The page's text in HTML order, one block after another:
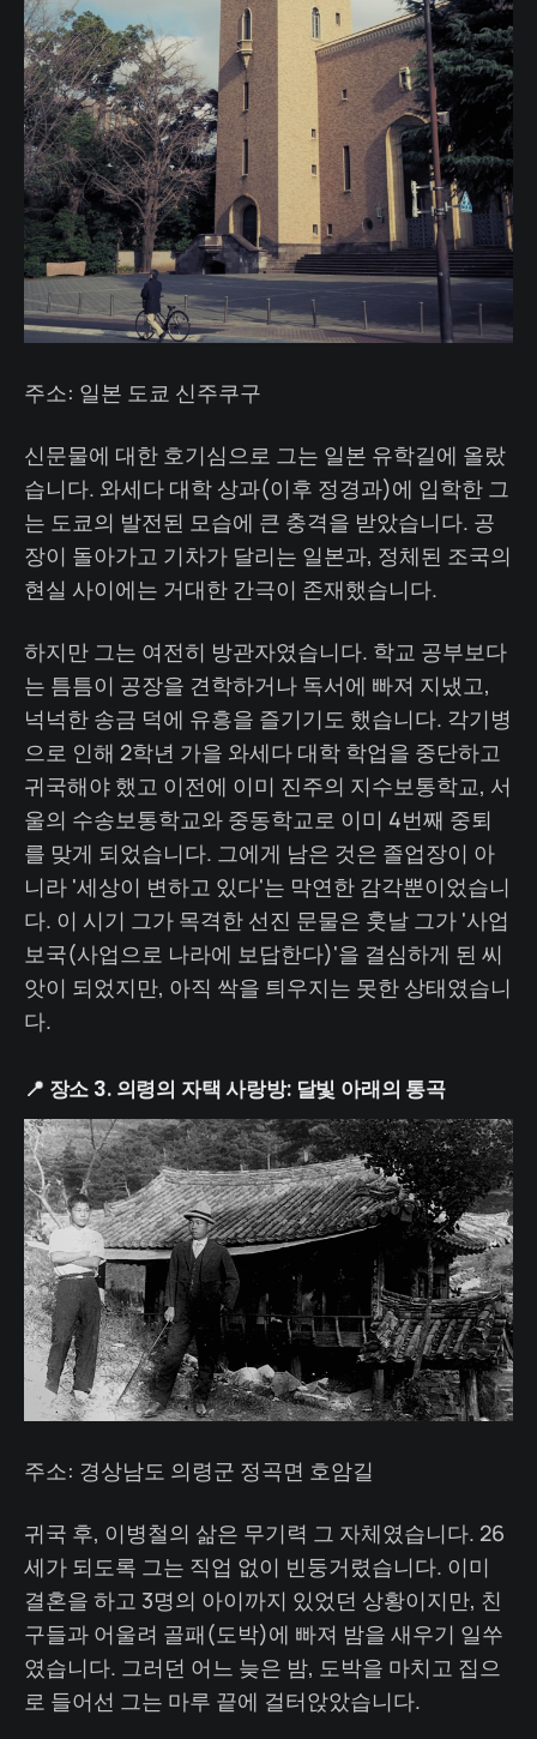
주소: 일본 도쿄 신주쿠구
신문물에 대한 호기심으로 그는 일본 유학길에 올랐
습니다. 와세다 대학 상과(이후 정경과)에 입학한 그
는 도쿄의 발전된 모습에 큰 충격을 받았습니다. 공
장이 돌아가고 기차가 달리는 일본과, 정체된 조국의
현실 사이에는 거대한 간극이 존재했습니다.
하지만 그는 여전히 방관자였습니다. 학교 공부보다
는 틈틈이 공장을 견학하거나 독서에 빠져 지냈고,
넉넉한 송금 덕에 유흥을 즐기기도 했습니다. 각기병
으로 인해 2학년 가을 와세다 대학 학업을 중단하고
귀국해야 했고 이전에 이미 진주의 지수보통학교, 서
울의 수송보통학교와 중동학교로 이미 4번째 중퇴
를 맞게 되었습니다. 그에게 남은 것은 졸업장이 아
니라 '세상이 변하고 있다'는 막연한 감각뿐이었습니
다. 이 시기 그가 목격한 선진 문물은 훗날 그가 '사업
보국(사업으로 나라에 보답한다)'을 결심하게 된 씨
앗이 되었지만, 아직 싹을 틔우지는 못한 상태였습니
다.
📍 장소 3. 의령의 자택 사랑방: 달빛 아래의 통곡
주소: 경상남도 의령군 정곡면 호암길
귀국 후, 이병철의 삶은 무기력 그 자체였습니다. 26
세가 되도록 그는 직업 없이 빈둥거렸습니다. 이미
결혼을 하고 3명의 아이까지 있었던 상황이지만, 친
구들과 어울려 골패(도박)에 빠져 밤을 새우기 일쑤
였습니다. 그러던 어느 늦은 밤, 도박을 마치고 집으
로 들어선 그는 마루 끝에 걸터앉았습니다.